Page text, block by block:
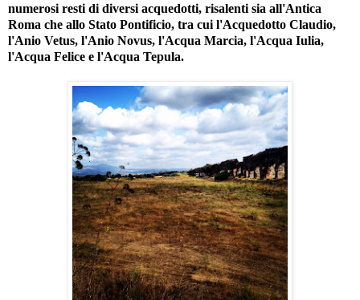
numerosi resti di diversi acquedotti, risalenti sia all'Antica
Roma che allo Stato Pontificio, tra cui l'Acquedotto Claudio,
l'Anio Vetus, l'Anio Novus, l'Acqua Marcia, l'Acqua Iulia,
l'Acqua Felice e l'Acqua Tepula.